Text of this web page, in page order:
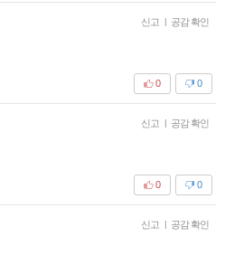
신고 | 공감 확인
0
0
신고 | 공감 확인
0
0
신고 | 공감 확인